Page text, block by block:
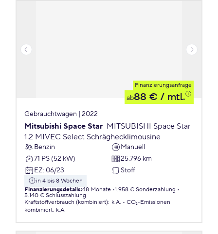
Finanzierungsanfrage
ab88 € / mtl.
Gebrauchtwagen | 2022
Mitsubishi Space Star MITSUBISHI Space Star
1.2 MIVEC Select Schräghecklimousine
Benzin
Manuell
71 PS (52 kW)
25.796 km
EZ: 06/23 Stoff
in 4 bis 8 Wochen
Finanzierungsdetails:48 Monate 1.958 € Sonderzahlung
5.140 € Schlusszahlung
Kraftstoffverbrauch (kombiniert): k.A.
CO₂-Emissionen
kombiniert: k.A.